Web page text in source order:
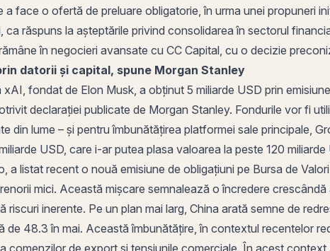
a face o ofertă de preluare obligatorie, în urma unei propuneri
ca răspuns la așteptările privind consolidarea în sectorul
în negocieri avansate cu CC Capital, cu o decizie
datorii și capital, spune Morgan Stanley
fondat de Elon Musk, a obținut 5 miliarde USD prin
declarației publicate de Morgan Stanley. Fondurile vor fi
din lume – și pentru îmbunătățirea platformei sale principale,
USD, care i-ar putea plasa valoarea la peste 120
a listat recent o nouă emisiune de obligațiuni pe Bursa de
mici. Această mișcare semnalează o încredere
riscuri inerente. Pe un plan mai larg, China arată semne de
de 48.3 în mai. Această îmbunătățire, în contextul recentelor
comenzilor de export și tensiunile comerciale. În acest